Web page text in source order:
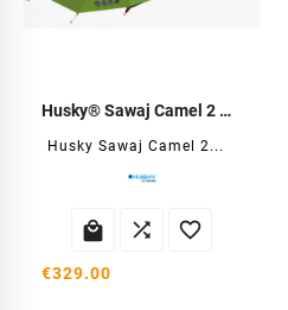
Husky® Sawaj Camel 2 テント
Husky Sawaj Camel 2...
  
€329.00